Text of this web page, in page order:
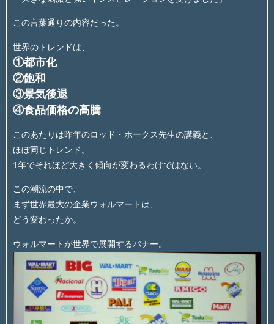
この言葉通りの内容だった。
世界のトレンドは、
①都市化
②飽和
③景気後退
④食品価格の高騰
このあたりは昨年のロッド・ホークス先生の講義と、
ほぼ同じトレンド。
1年でそれほど大きく傾向が変わるわけではない。
この潮流の中で、
まず世界最大の企業ウォルマートは、
どう変わったか。
ウォルマートが世界で展開するバナー。